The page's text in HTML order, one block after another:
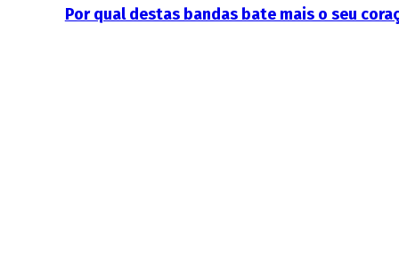
Por qual destas bandas bate mais o seu